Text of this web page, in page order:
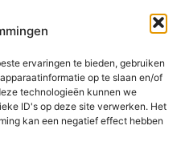
ervaringen te bieden, gebruiken
op te slaan en/of
technologieën kunnen we
ID's op deze site verwerken. Het
kan een negatief effect hebben